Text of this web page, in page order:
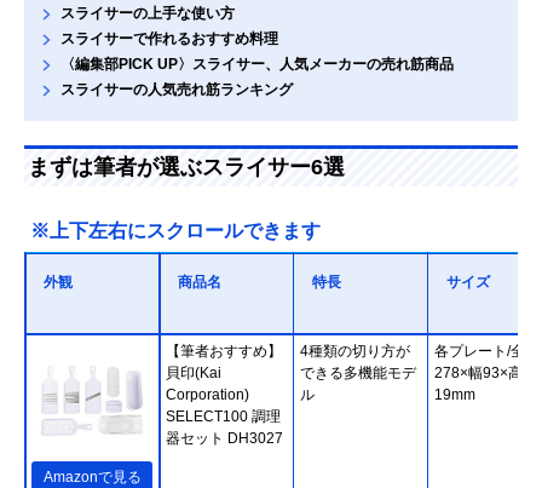
スライサーの上手な使い方
スライサーで作れるおすすめ料理
〈編集部PICK UP〉スライサー、人気メーカーの売れ筋商品
スライサーの人気売れ筋ランキング
まずは筆者が選ぶスライサー6選
※上下左右にスクロールできます
外観 商品名 特長 サイズ
Amazonで見る
【筆者おすすめ】
貝印(Kai
Corporation)
SELECT100 調理
器セット DH3027
4種類の切り方が
できる多機能モデ
ル
各プレート/全長
278×幅93×高さ
19mm